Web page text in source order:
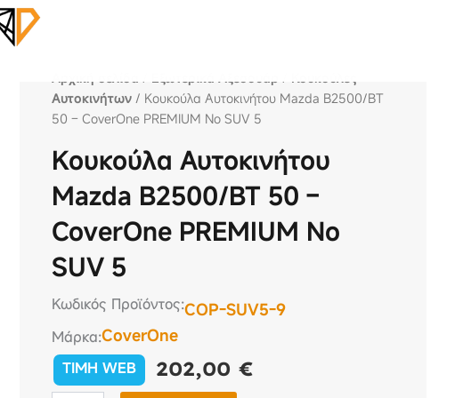
Αρχική σελίδα / Εξωτερικά Αξεσουάρ / Κουκούλες
Αυτοκινήτων / Κουκούλα Αυτοκινήτου Mazda B2500/BT
50 – CoverOne PREMIUM No SUV 5
Κουκούλα Αυτοκινήτου
Mazda B2500/BT 50 –
CoverOne PREMIUM No
SUV 5
Κωδικός Προϊόντος:COP-SUV5-9
Μάρκα:CoverOne
TIMH WEB 202,00€